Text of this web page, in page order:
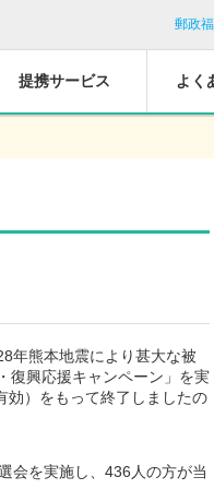
郵政
提携サービス よく
年熊本地震により甚大な被
復興応援キャンペーン」を実
効）をもって終了しましたの
会を実施し、436人の方が当